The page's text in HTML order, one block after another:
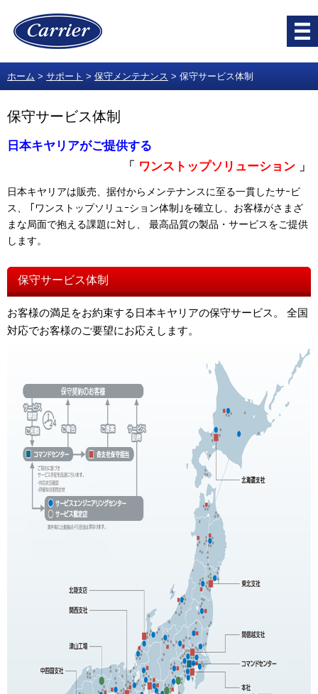
ホーム サポート 保守メンテナンス 保守サービス体制
保守サービス体制
日本キヤリアがご提供する
「 ワンストップソリューション 」
日本キヤリアは販売、据付からメンテナンスに至る一貫したサｰビ
ス、 ｢ワンストップソリュｰション体制｣を確立し、お客様がさまざ
まな局面で抱える課題に対し、 最高品質の製品・サービスをご提供
します。
保守サービス体制
お客様の満足をお約束する日本キヤリアの保守サービス。 全国
対応でお客様のご要望にお応えします。